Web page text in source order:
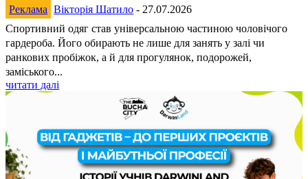
Реклама Вікторія Шатило - 27.07.2026
Спортивний одяг став універсальною частиною чоловічого
гардероба. Його обирають не лише для занять у залі чи
ранкових пробіжок, а й для прогулянок, подорожей,
заміського...
читати далі